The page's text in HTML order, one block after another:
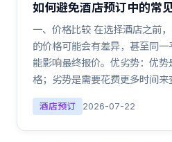
如何避免酒店预订中的常
一、价格比较 在选择酒店之前
的价格可能会有差异，甚至同
能影响最终报价。优劣势：优
格；劣势是需要花费更多时间
酒店预订 2026-07-22